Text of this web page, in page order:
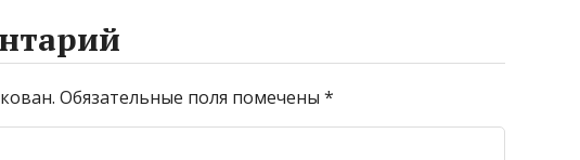
Обязательные поля помечены *